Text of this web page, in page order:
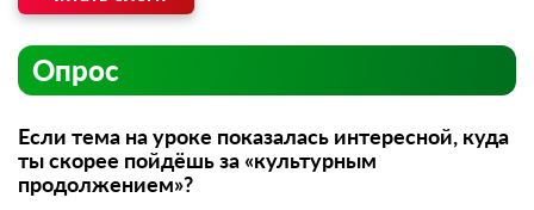
Опрос
Если тема на уроке показалась интересной, куда
ты скорее пойдёшь за «культурным
продолжением»?